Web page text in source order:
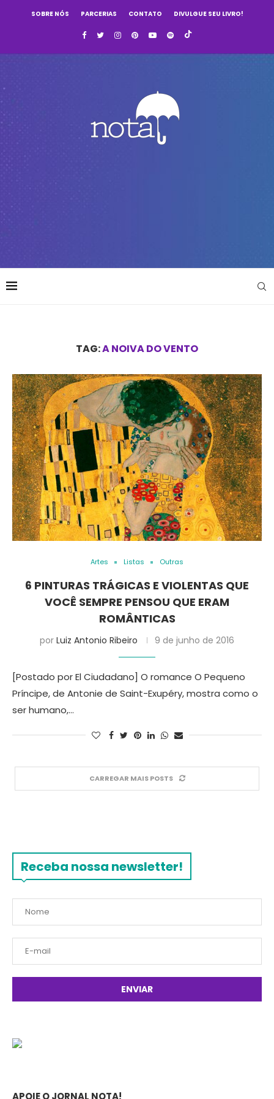
SOBRE NÓS PARCERIAS CONTATO DIVULGUE SEU LIVRO!
TAG:A NOIVA DO VENTO
Artes Listas Outras
6 PINTURAS TRÁGICAS E VIOLENTAS QUE
VOCÊ SEMPRE PENSOU QUE ERAM
ROMÂNTICAS
por Luiz Antonio Ribeiro 9 de junho de 2016
[Postado por El Ciudadano] O romance O Pequeno
Príncipe, de Antonie de Saint-Exupéry, mostra como o
ser humano,…
CARREGAR MAIS POSTS
Receba nossa newsletter!
APOIE O JORNAL NOTA!